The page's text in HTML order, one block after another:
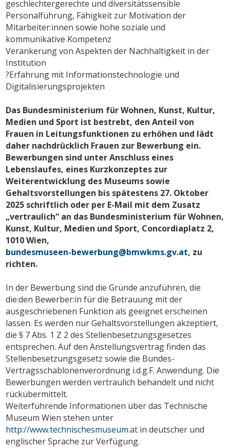
geschlechtergerechte und diversitätssensible
Personalführung, Fähigkeit zur Motivation der
Mitarbeiter:innen sowie hohe soziale und
kommunikative Kompetenz
Verankerung von Aspekten der Nachhaltigkeit in der
Institution
?Erfahrung mit Informationstechnologie und
Digitalisierungsprojekten
Das Bundesministerium für Wohnen, Kunst, Kultur,
Medien und Sport ist bestrebt, den Anteil von
Frauen in Leitungsfunktionen zu erhöhen und lädt
daher nachdrücklich Frauen zur Bewerbung ein.
Bewerbungen sind unter Anschluss eines
Lebenslaufes, eines Kurzkonzeptes zur
Weiterentwicklung des Museums sowie
Gehaltsvorstellungen bis spätestens 27. Oktober
2025 schriftlich oder per E-Mail mit dem Zusatz
„vertraulich“ an das Bundesministerium für Wohnen,
Kunst, Kultur, Medien und Sport, Concordiaplatz 2,
1010 Wien,
bundesmuseen-bewerbung@bmwkms.gv.at, zu
richten.
In der Bewerbung sind die Gründe anzuführen, die
die:den Bewerber:in für die Betrauung mit der
ausgeschriebenen Funktion als geeignet erscheinen
lassen. Es werden nur Gehaltsvorstellungen akzeptiert,
die § 7 Abs. 1 Z 2 des Stellenbesetzungsgesetzes
entsprechen. Auf den Anstellungsvertrag finden das
Stellenbesetzungsgesetz sowie die Bundes-
Vertragsschablonenverordnung i.d.g.F. Anwendung. Die
Bewerbungen werden vertraulich behandelt und nicht
rückübermittelt.
Weiterführende Informationen über das Technische
Museum Wien stehen unter
http://www.technischesmuseum.at in deutscher und
englischer Sprache zur Verfügung.